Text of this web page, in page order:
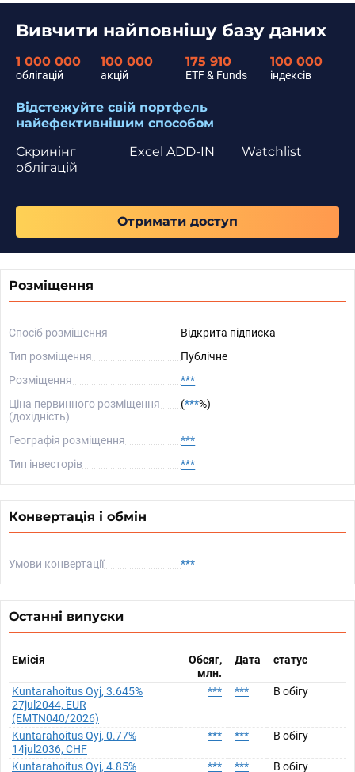
Вивчити найповнішу базу даних
1 000 000
облігацій
100 000
акцій
175 910
ETF & Funds
100 000
індексів
Відстежуйте свій портфель
найефективнішим способом
Скринінг
облігацій
Watchlist
Excel ADD-IN
Отримати доступ
Розміщення
Спосіб розміщення
Відкрита підписка
Тип розміщення
Публічне
Розміщення
***
Ціна первинного розміщення
(дохідність)
(***%)
Географія розміщення
***
Тип інвесторів
***
Конвертація і обмін
Умови конвертації ***
Останні випуски
Емісія
Обсяг,
млн.
Дата статус
Kuntarahoitus Oyj, 3.645%
27jul2044, EUR
(EMTN040/2026)
*** *** В обігу
Kuntarahoitus Oyj, 0.77%
14jul2036, CHF
*** *** В обігу
Kuntarahoitus Oyj, 4.85%
*** *** В обігу